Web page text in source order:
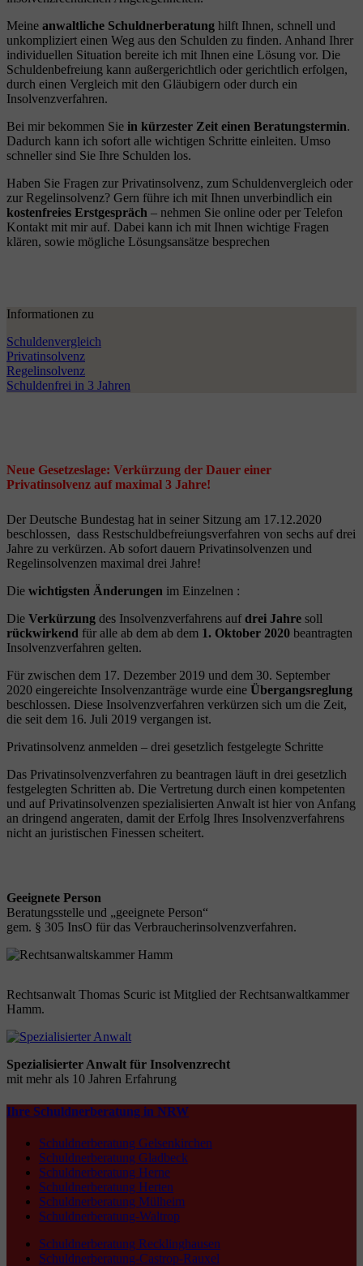
Meine anwaltliche Schuldnerberatung hilft Ihnen, schnell und
unkompliziert einen Weg aus den Schulden zu finden. Anhand Ihrer
individuellen Situation bereite ich mit Ihnen eine Lösung vor. Die
Schuldenbefreiung kann außergerichtlich oder gerichtlich erfolgen,
durch einen Vergleich mit den Gläubigern oder durch ein
Insolvenzverfahren.
Bei mir bekommen Sie in kürzester Zeit einen Beratungstermin.
Dadurch kann ich sofort alle wichtigen Schritte einleiten. Umso
schneller sind Sie Ihre Schulden los.
Haben Sie Fragen zur Privatinsolvenz, zum Schuldenvergleich oder
zur Regelinsolvenz? Gern führe ich mit Ihnen unverbindlich ein
kostenfreies Erstgespräch – nehmen Sie online oder per Telefon
Kontakt mit mir auf. Dabei kann ich mit Ihnen wichtige Fragen
klären, sowie mögliche Lösungsansätze besprechen
Informationen zu
Schuldenvergleich
Privatinsolvenz
Regelinsolvenz
Schuldenfrei in 3 Jahren
Neue Gesetzeslage: Verkürzung der Dauer einer
Privatinsolvenz auf maximal 3 Jahre!
Der Deutsche Bundestag hat in seiner Sitzung am 17.12.2020
beschlossen, dass Restschuldbefreiungsverfahren von sechs auf drei
Jahre zu verkürzen. Ab sofort dauern Privatinsolvenzen und
Regelinsolvenzen maximal drei Jahre!
Die wichtigsten Änderungen im Einzelnen :
Die Verkürzung des Insolvenzverfahrens aufdrei Jahre soll
rückwirkend für alle ab dem ab dem 1. Oktober 2020 beantragten
Insolvenzverfahren gelten.
Für zwischen dem 17. Dezember 2019 und dem 30. September
2020 eingereichte Insolvenzanträge wurde eine Übergangsreglung
beschlossen. Diese Insolvenzverfahren verkürzen sich um die Zeit,
die seit dem 16. Juli 2019 vergangen ist.
Privatinsolvenz anmelden – drei gesetzlich festgelegte Schritte
Das Privatinsolvenzverfahren zu beantragen läuft in drei gesetzlich
festgelegten Schritten ab. Die Vertretung durch einen kompetenten
und auf Privatinsolvenzen spezialisierten Anwalt ist hier von Anfang
an dringend angeraten, damit der Erfolg Ihres Insolvenzverfahrens
nicht an juristischen Finessen scheitert.
Geeignete Person
Beratungsstelle und „geeignete Person“
gem. § 305 InsO für das Verbraucherinsolvenzverfahren.
Rechtsanwalt Thomas Scuric ist Mitglied der Rechtsanwaltkammer
Hamm.
Spezialisierter Anwalt für Insolvenzrecht
mit mehr als 10 Jahren Erfahrung
Ihre Schuldnerberatung in NRW
Schuldnerberatung Gelsenkirchen
Schuldnerberatung Gladbeck
Schuldnerberatung Herne
Schuldnerberatung Herten
Schuldnerberatung Mülheim
Schuldnerberatung-Waltrop
Schuldnerberatung Recklinghausen
Schuldnerberatung-Castrop-Rauxel